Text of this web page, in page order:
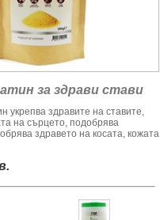
за здрави стави
укрепва здравите на ставите,
на сърцето, подобрява
здравето на косата, кожата